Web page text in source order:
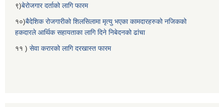
९)बेरोजगार दर्ताको लागि फारम
१०)बैदेशिक रोजगारीको शिलसिलामा मृत्यु भएका कामदारहरुको नजिकको
हकदारले आर्थिक सहायताका लागि दिने निबेदनको ढांचा
११ ) सेवा करारको लागि दरखास्त फारम